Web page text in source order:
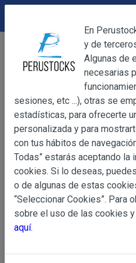
Productos Frescos
Guanábana Fresca (pieza sobre
OBJETO
Información
Básica
sobre
de Datos
OBJETO
Las presentes
web
YACARINE (en
La adquisición de
DEVOLUCIONES
En
y de
Algunas de
necesarias
sesiones, etc ...), otras se
estadísticas, para ofrecerte
personalizada y para
con tus hábitos de
Todas” estarás aceptando
cookies. Si lo deseas,
o de algunas de estas
“Seleccionar Cookies”. Para
sobre el uso de las cookies
aquí.